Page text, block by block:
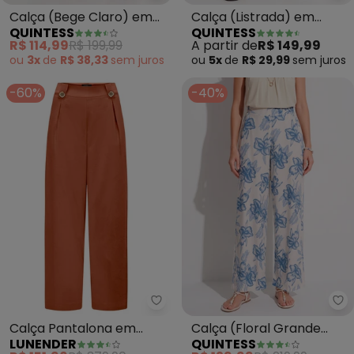
Calça (Bege Claro) em
Malha Canelada
Texturizada
QUINTESS
R$ 114,99R$ 199,99
ou 3x de R$ 38,33 sem juros
Calça (Listrada) em
Malha Texturizada
QUINTESS
A partir deR$ 149,99
ou 5x de R$ 29,99 sem juros
-60%
Lunender - Calça Pantalona
Calça Pantalona em
Tecido e Linho (Bege)
LUNENDER
-40%
Calça (Floral Grande
Azul) em Linho
QUINTESS